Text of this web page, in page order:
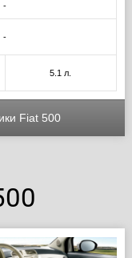
-
-
5.1 л.
Fiat 500